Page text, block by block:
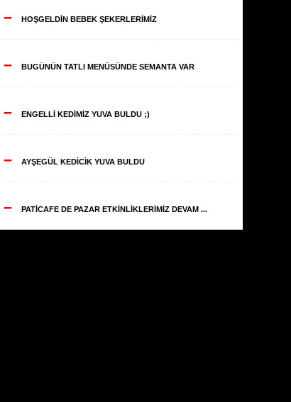
-- HOŞGELDİN BEBEK ŞEKERLERİMİZ
-- BUGÜNÜN TATLI MENÜSÜNDE SEMANTA VAR
-- ENGELLİ KEDİMİZ YUVA BULDU ;)
-- AYŞEGÜL KEDİCİK YUVA BULDU
-- PATİCAFE DE PAZAR ETKİNLİKLERİMİZ DEVAM ...